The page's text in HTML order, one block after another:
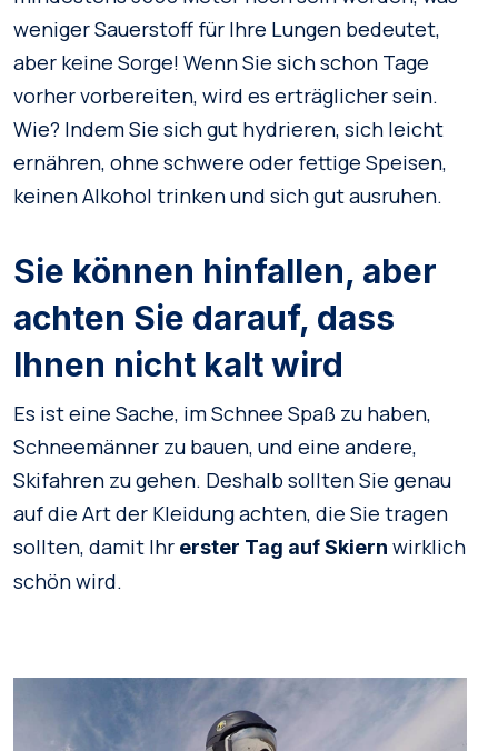
weniger Sauerstoff für Ihre Lungen bedeutet,
aber keine Sorge! Wenn Sie sich schon Tage
vorher vorbereiten, wird es erträglicher sein.
Wie? Indem Sie sich gut hydrieren, sich leicht
ernähren, ohne schwere oder fettige Speisen,
keinen Alkohol trinken und sich gut ausruhen.
Sie können hinfallen, aber
achten Sie darauf, dass
Ihnen nicht kalt wird
Es ist eine Sache, im Schnee Spaß zu haben,
Schneemänner zu bauen, und eine andere,
Skifahren zu gehen. Deshalb sollten Sie genau
auf die Art der Kleidung achten, die Sie tragen
sollten, damit Ihr erster Tag auf Skiern wirklich
schön wird.